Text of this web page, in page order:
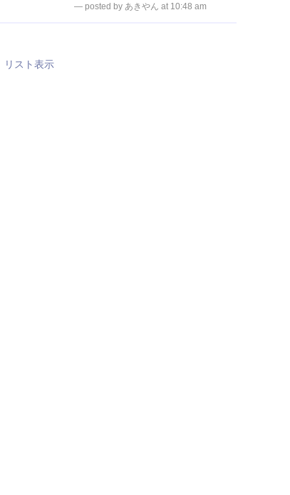
— posted by あきやん at 10:48 am
リスト表示